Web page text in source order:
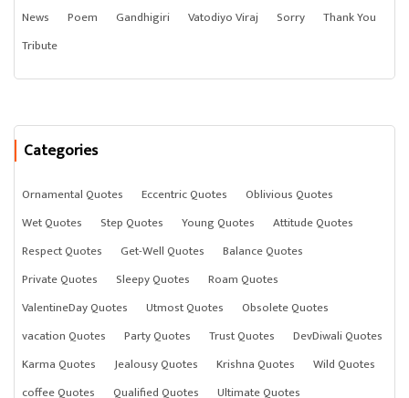
News
Poem Gandhigiri Vatodiyo Viraj Sorry
Thank You
Tribute
Categories
Ornamental Quotes Eccentric Quotes
Oblivious Quotes
Wet Quotes
Step Quotes Young Quotes
Attitude Quotes
Respect Quotes
Get-Well Quotes
Balance Quotes
Private Quotes
Sleepy Quotes
Roam Quotes
ValentineDay Quotes
Utmost Quotes
Obsolete Quotes
vacation Quotes
Party Quotes Trust Quotes
DevDiwali Quotes
Karma Quotes
Jealousy Quotes Krishna Quotes
Wild Quotes
coffee Quotes
Qualified Quotes Ultimate Quotes